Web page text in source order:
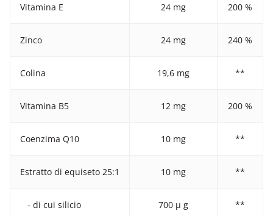
Vitamina E 24 mg 200 %
Zinco 24 mg 240 %
Colina 19,6 mg **
Vitamina B5 12 mg 200 %
Coenzima Q10 10 mg **
Estratto di equiseto 25:1 10 mg **
- di cui silicio 700 μ g **